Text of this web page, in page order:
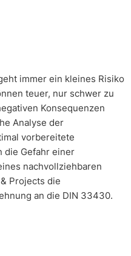
immer ein kleines Risiko
teuer, nur schwer zu
Konsequenzen
Analyse der
vorbereitete
die Gefahr einer
nachvollziehbaren
Projects die
an die DIN 33430.